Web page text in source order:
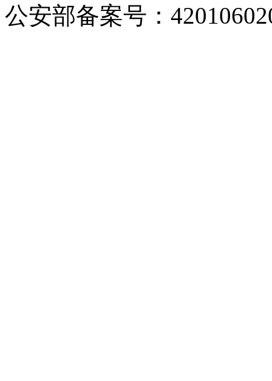
公安部备案号：